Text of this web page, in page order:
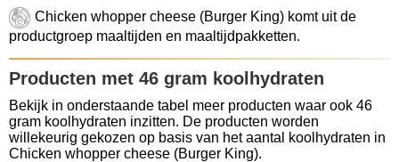
Chicken whopper cheese (Burger King) komt uit de
productgroep maaltijden en maaltijdpakketten.
Producten met 46 gram koolhydraten
Bekijk in onderstaande tabel meer producten waar ook 46
gram koolhydraten inzitten. De producten worden
willekeurig gekozen op basis van het aantal koolhydraten in
Chicken whopper cheese (Burger King).